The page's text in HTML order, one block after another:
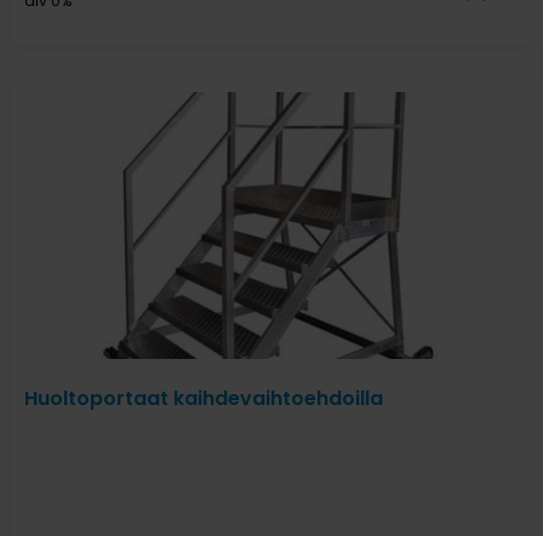
Huoltoportaat kaihdevaihtoehdoilla